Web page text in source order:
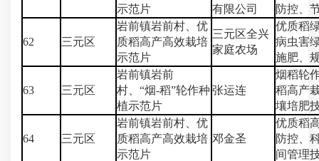
示范片
有限公司
防控、
62 三元区
岩前镇岩前村、优
质稻高产高效栽培
示范片
三元区全兴
家庭农场
优质稻
病虫害
施肥、
63 三元区
岩前镇岩前
村、“烟-稻”轮作种
植示范片
张运连
烟稻轮
稻高产
壤培肥
64 三元区
岩前镇岩前村、优
质稻高产高效栽培
示范片
邓金圣
优质稻
防控、
间管理